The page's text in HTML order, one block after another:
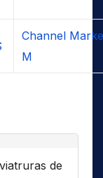
Channel
M
de